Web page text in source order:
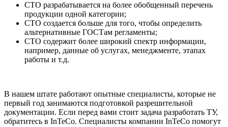
СТО разрабатывается на более обобщенный перечень
продукции одной категории;
СТО создается больше для того, чтобы определить
альтернативные ГОСТам регламенты;
СТО содержит более широкий спектр информации,
например, данные об услугах, менеджменте, этапах
работы и т.д.
В нашем штате работают опытные специалисты, которые не
первый год занимаются подготовкой разрешительной
документации. Если перед вами стоит задача разработать ТУ,
обратитесь в InTeCo. Специалисты компании InTeCo помогут